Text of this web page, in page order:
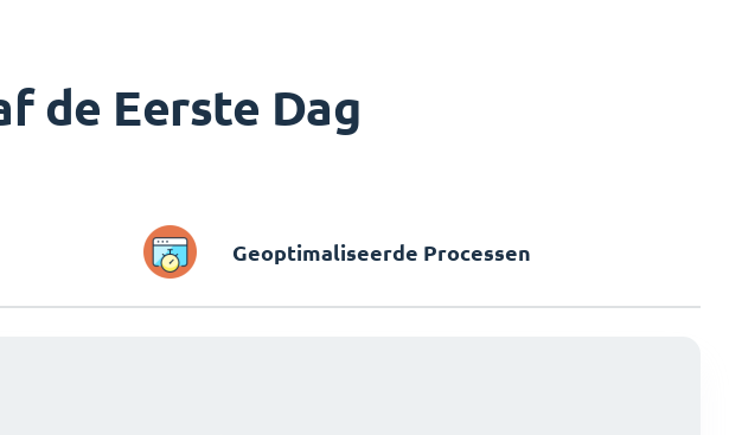
de Eerste Dag
Geoptimaliseerde Processen